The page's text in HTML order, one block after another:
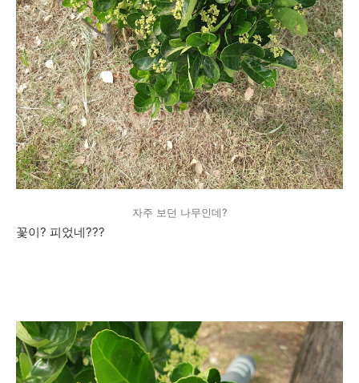
자주 보던 나무인데?
꽃이? 피었네???